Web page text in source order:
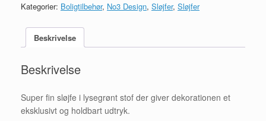
Kategorier: Boligtilbehør, No3 Design, Sløjfer, Sløjfer
Beskrivelse
Beskrivelse
Super fin sløjfe i lysegrønt stof der giver dekorationen et
eksklusivt og holdbart udtryk.